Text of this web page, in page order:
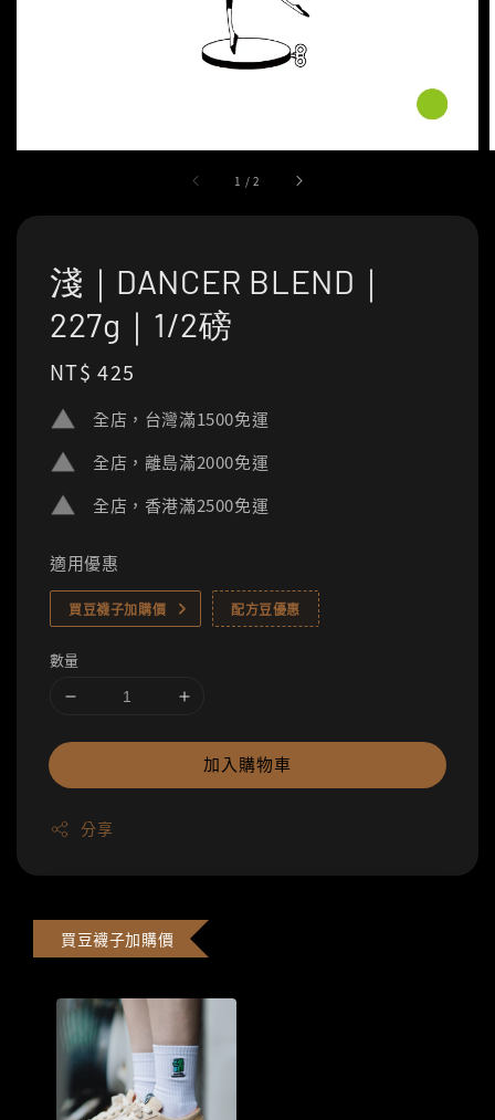
1 /2
淺｜DANCER BLEND｜
227g｜1/2磅
Regular
NT$ 425
全店，台灣滿1500免運
全店，離島滿2000免運
全店，香港滿2500免運
適用優惠
買豆襪子加購價 配方豆優惠
數量
加入購物車
分享
買豆襪子加購價